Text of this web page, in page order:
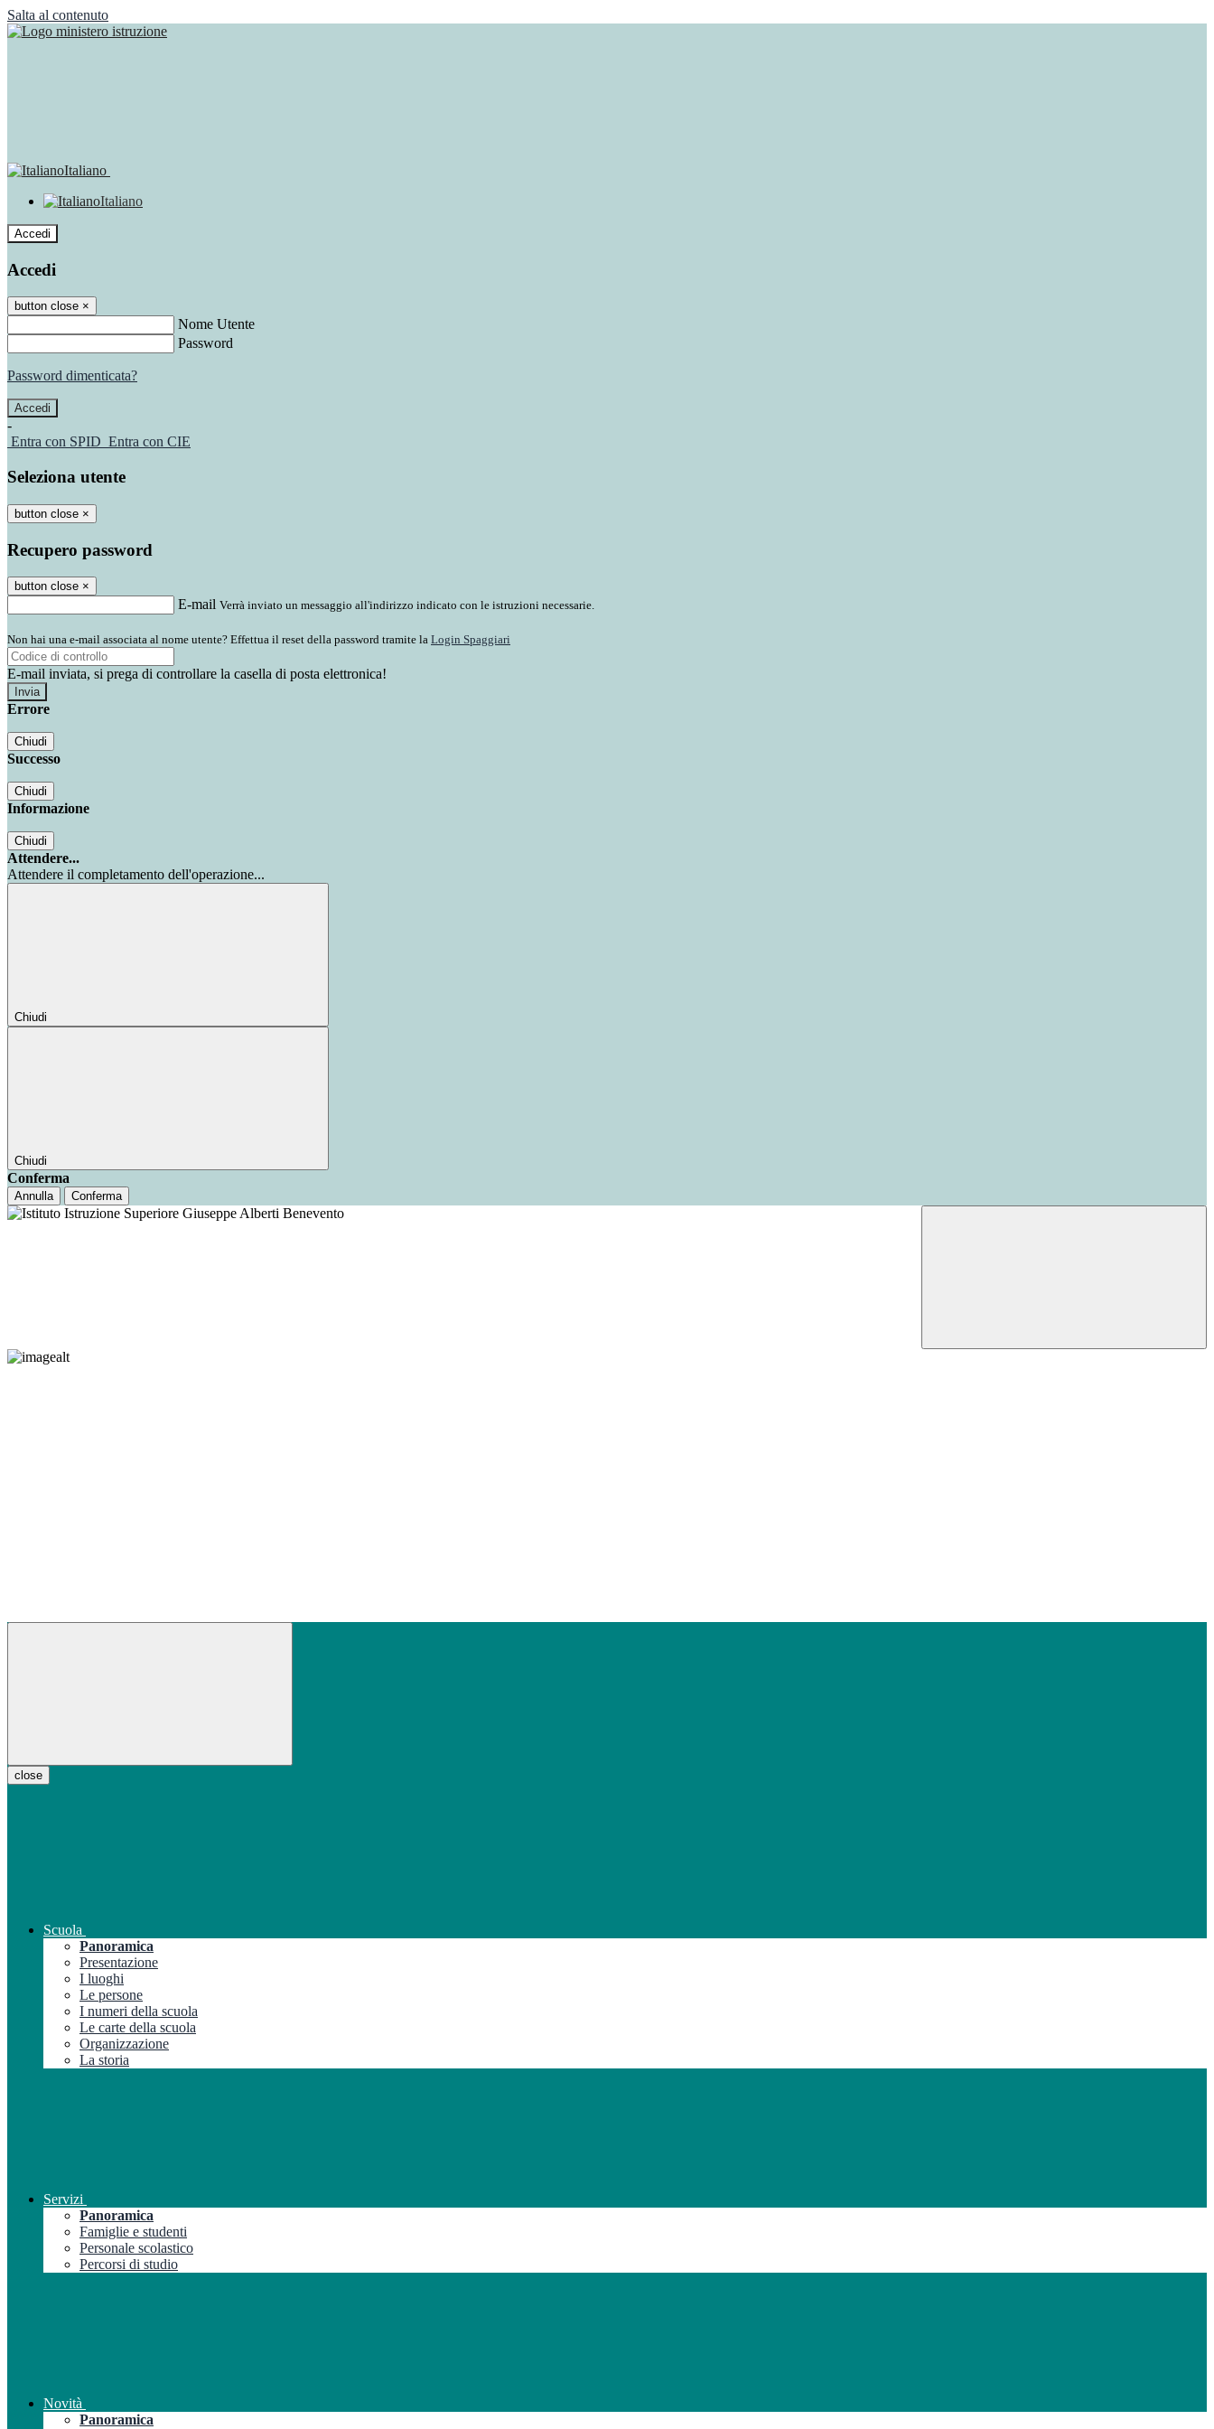
Salta al contenuto
Italiano
Italiano
Accedi
Accedi
button close ×
Nome Utente
Password
Password dimenticata?
-
Entra con SPID Entra con CIE
Seleziona utente
button close ×
Recupero password
button close ×
E-mail Verrà inviato un messaggio all'indirizzo indicato con le istruzioni necessarie.
Non hai una e-mail associata al nome utente? Effettua il reset della password tramite la Login Spaggiari
E-mail inviata, si prega di controllare la casella di posta elettronica!
Errore
Chiudi
Successo
Chiudi
Informazione
Chiudi
Attendere...
Attendere il completamento dell'operazione...
Chiudi
Chiudi
Conferma
Annulla Conferma
close
Scuola
Panoramica
Presentazione
I luoghi
Le persone
I numeri della scuola
Le carte della scuola
Organizzazione
La storia
Servizi
Panoramica
Famiglie e studenti
Personale scolastico
Percorsi di studio
Novità
Panoramica